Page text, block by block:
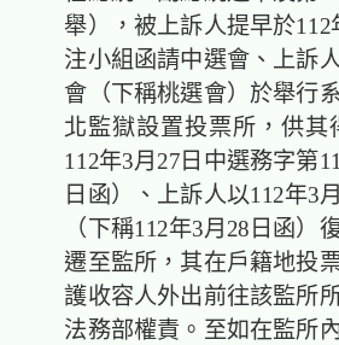
舉），被上訴人提早於
注小組函請中選會、上訴
會（下稱桃選會） 於舉行
北監獄設置投票所，供其
112年3月27日中選務字第
日函）、上訴人以112年3
（下稱112年3月28日函
遷至監所，其在戶籍地投
護收容人外出前往該監所
法務部權責。至如在監所